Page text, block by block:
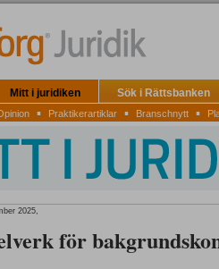
Mitt i juridiken Sök i Rättsbanken
▪ Praktikerartiklar ▪ Branschnytt ▪
2025,
för